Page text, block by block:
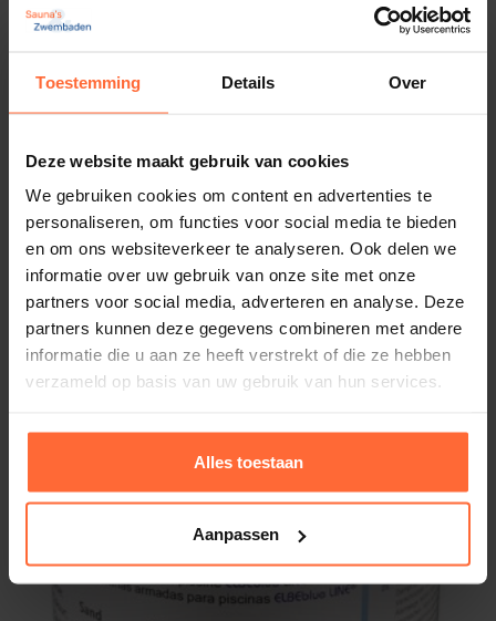
Toestemming Details Over
Deze website maakt gebruik van cookies
We gebruiken cookies om content en advertenties te
personaliseren, om functies voor social media te bieden
en om ons websiteverkeer te analyseren. Ook delen we
informatie over uw gebruik van onze site met onze
partners voor social media, adverteren en analyse. Deze
partners kunnen deze gegevens combineren met andere
informatie die u aan ze heeft verstrekt of die ze hebben
verzameld op basis van uw gebruik van hun services.
Alles toestaan
Aanpassen
52,45